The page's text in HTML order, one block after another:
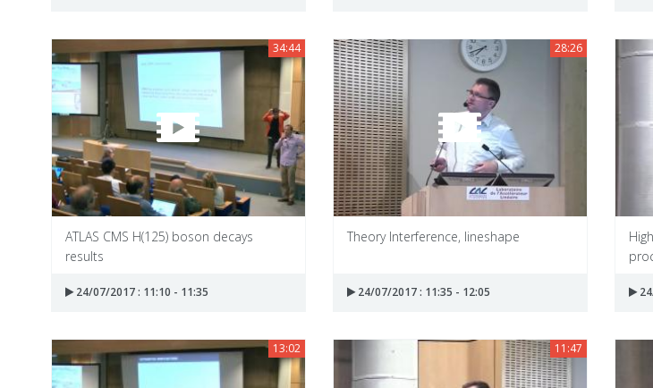
34:44
ATLAS CMS H(125) boson decays
results
24/07/2017 : 11:10 - 11:35
28:26
Theory Interference, lineshape
24/07/2017 : 11:35 - 12:05
13:02 11:47